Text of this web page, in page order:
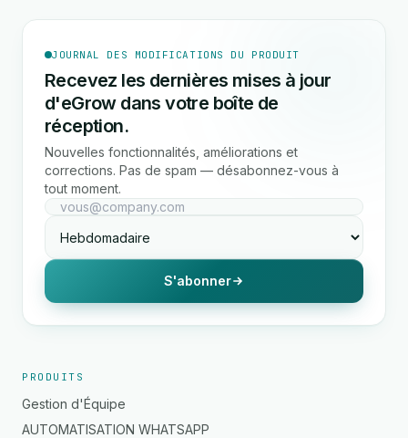
JOURNAL DES MODIFICATIONS DU PRODUIT
Recevez les dernières mises à jour
d'eGrow dans votre boîte de
réception.
Nouvelles fonctionnalités, améliorations et
corrections. Pas de spam — désabonnez-vous à
tout moment.
S'abonner
PRODUITS
Gestion d'Équipe
AUTOMATISATION WHATSAPP